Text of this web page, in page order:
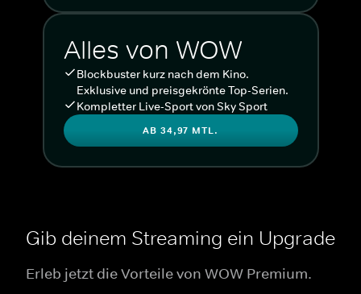
Alles von WOW
Blockbuster kurz nach dem Kino.
Exklusive und preisgekrönte Top-Serien.
Kompletter Live-Sport von Sky Sport
AB 34,97 MTL.
Gib deinem Streaming ein Upgrade
Erleb jetzt die Vorteile von WOW Premium.